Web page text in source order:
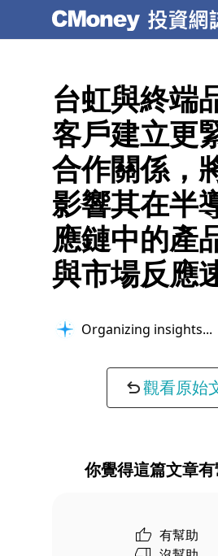
台虹與終端
客戶建立更
合作關係，
影響其在半
應鏈中的產
與市場反應
Organizing insights...
觀看原始
你覺得這篇文章有
有幫助